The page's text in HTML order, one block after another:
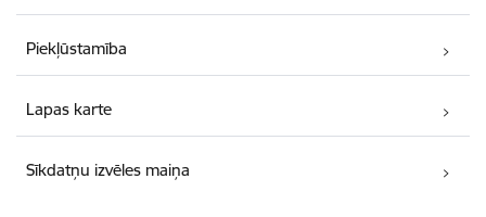
Piekļūstamība
Lapas karte
Sīkdatņu izvēles maiņa